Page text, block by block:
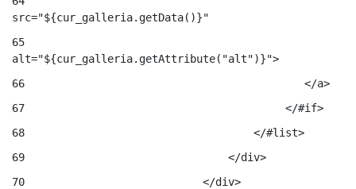
src="${cur_galleria.getData()}"
65
alt="${cur_galleria.getAttribute("alt")}">
66
                                            </a>
67
                                         </#if>
68
                                    </#list>
69
                                </div>
70
                            </div>